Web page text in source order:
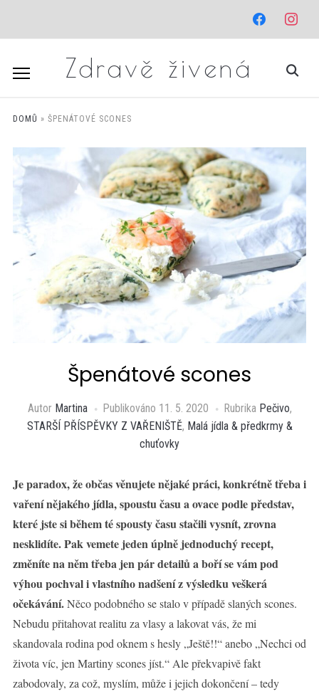
facebook
Zdravě živená
DOMŮ » ŠPENÁTOVÉ SCONES
Špenátové scones
Autor Martina Publikováno 11. 5. 2020 Rubrika Pečivo,
STARŠÍ PŘÍSPĚVKY Z VAŘENIŠTĚ, Malá jídla & předkrmy &
chuťovky
Je paradox, že občas věnujete nějaké práci, konkrétně třeba i
vaření nějakého jídla, spoustu času a ovace podle představ,
které jste si během té spousty času stačili vysnít, zrovna
nesklidíte. Pak vemete jeden úplně jednoduchý recept,
změníte na něm třeba jen pár detailů a boří se vám pod
výhou pochval i vlastního nadšení z výsledku veškerá
očekávání.Něco podobného se stalo v případě slaných scones.
Nebudu přitahovat realitu za vlasy a lakovat vás, že mi
skandovala rodina pod oknem s hesly „Ještě!!“ anebo „Nechci od
života víc, jen Martiny scones jíst.“ Ale překvapivě fakt
zabodovaly, za což, myslím, může i jejich dokončení – tedy